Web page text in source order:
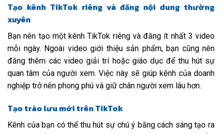
Tạo kênh TikTok riêng và đăng nội dung thường
xuyên
Bạn nên tạo một kênh TikTok riêng và đăng ít nhất 3 video
mỗi ngày. Ngoài video giới thiệu sản phẩm, bạn cũng nên
đăng thêm các video giải trí hoặc giáo dục để thu hút sự
quan tâm của người xem. Việc này sẽ giúp kênh của doanh
nghiệp trở nên phong phú và giữ chân người xem lâu hơn.
Tạo trào lưu mới trên TikTok
Kênh của bạn có thể thu hút sự chú ý bằng cách sáng tạo ra